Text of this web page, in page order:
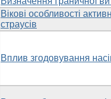
Вікові особливості
страусів
Вплив згодовування